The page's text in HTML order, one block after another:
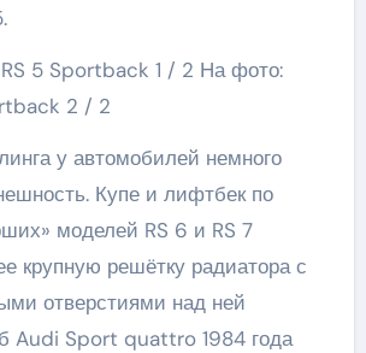
5 Sportback 1 / 2 На фото:
2 / 2
у автомобилей немного
Купе и лифтбек по
моделей RS 6 и RS 7
крупную решётку радиатора с
отверстиями над ней
Audi Sport quattro 1984 года